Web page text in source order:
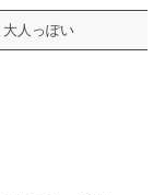
大人っぽい